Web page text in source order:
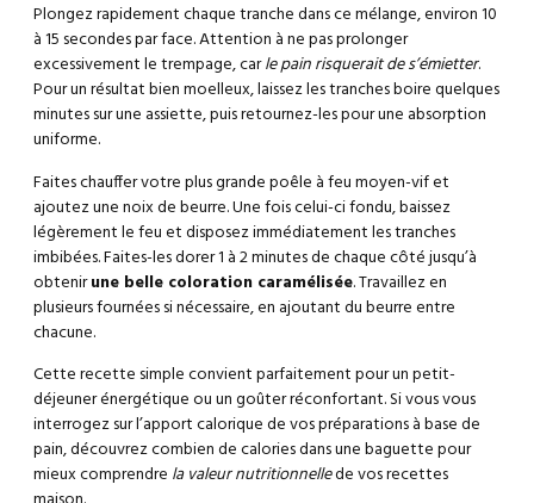
Plongez rapidement chaque tranche dans ce mélange, environ 10
à 15 secondes par face. Attention à ne pas prolonger
excessivement le trempage, carle pain risquerait de s’émietter.
Pour un résultat bien moelleux, laissez les tranches boire quelques
minutes sur une assiette, puis retournez-les pour une absorption
uniforme.
Faites chauffer votre plus grande poêle à feu moyen-vif et
ajoutez une noix de beurre. Une fois celui-ci fondu, baissez
légèrement le feu et disposez immédiatement les tranches
imbibées. Faites-les dorer 1 à 2 minutes de chaque côté jusqu’à
obtenirune belle coloration caramélisée. Travaillez en
plusieurs fournées si nécessaire, en ajoutant du beurre entre
chacune.
Cette recette simple convient parfaitement pour un petit-
déjeuner énergétique ou un goûter réconfortant. Si vous vous
interrogez sur l’apport calorique de vos préparations à base de
pain, découvrezcombien de calories dans une baguettepour
mieux comprendre la valeur nutritionnellede vos recettes